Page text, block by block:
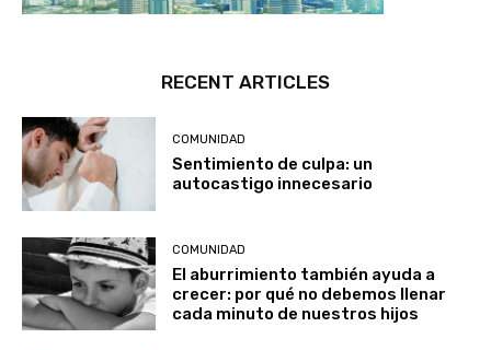
RECENT ARTICLES
COMUNIDAD
Sentimiento de culpa: un
autocastigo innecesario
COMUNIDAD
El aburrimiento también ayuda a
crecer: por qué no debemos llenar
cada minuto de nuestros hijos